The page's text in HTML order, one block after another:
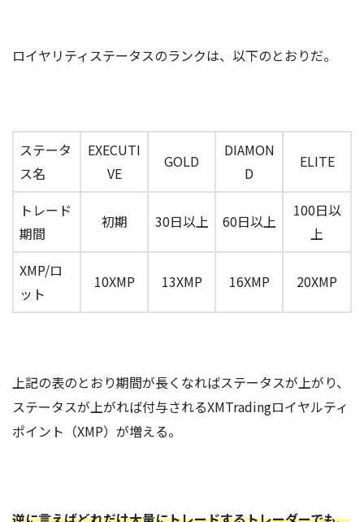
ロイヤリティステータスのランクは、以下のとおりだ。
ステータ
ス名
EXECUTI
VE
GOLD
DIAMON
D
ELITE
トレード
期間
初期 30日以上 60日以上
100日以
上
XMP/ロ
ット
10XMP 13XMP 16XMP 20XMP
上記の表のとおり期間が長くなればステータスが上がり、
ステータスが上がれば付与されるXMTradingロイヤルティ
ポイント（XMP）が増える。